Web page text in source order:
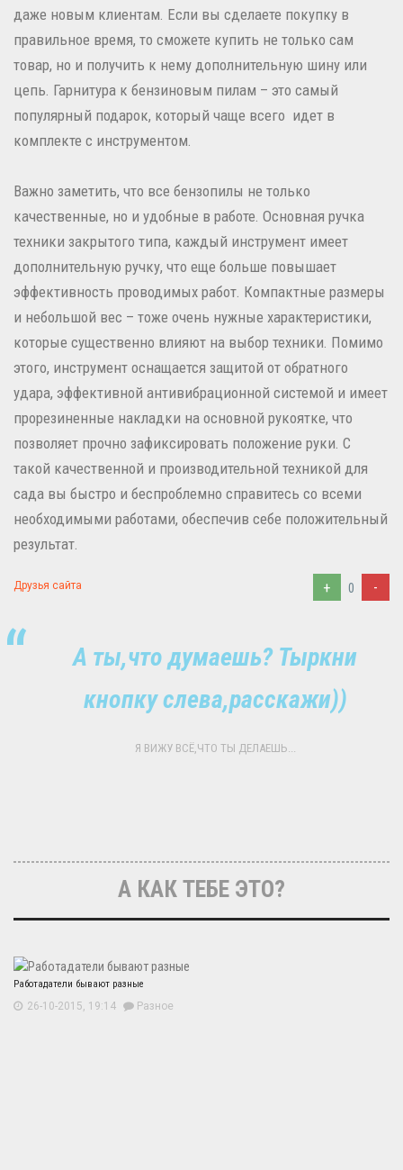
даже новым клиентам. Если вы сделаете покупку в
правильное время, то сможете купить не только сам
товар, но и получить к нему дополнительную шину или
цепь. Гарнитура к бензиновым пилам – это самый
популярный подарок, который чаще всего идет в
комплекте с инструментом.
Важно заметить, что все бензопилы не только
качественные, но и удобные в работе. Основная ручка
техники закрытого типа, каждый инструмент имеет
дополнительную ручку, что еще больше повышает
эффективность проводимых работ. Компактные размеры
и небольшой вес – тоже очень нужные характеристики,
которые существенно влияют на выбор техники. Помимо
этого, инструмент оснащается защитой от обратного
удара, эффективной антивибрационной системой и имеет
прорезиненные накладки на основной рукоятке, что
позволяет прочно зафиксировать положение руки. С
такой качественной и производительной техникой для
сада вы быстро и беспроблемно справитесь со всеми
необходимыми работами, обеспечив себе положительный
результат.
Друзья сайта + 0 -
А ты,что думаешь? Тыркни
кнопку слева,расскажи))
Я ВИЖУ ВСЁ,ЧТО ТЫ ДЕЛАЕШЬ...
А КАК ТЕБЕ ЭТО?
Работадатели бывают разные
26-10-2015, 19:14 Разное